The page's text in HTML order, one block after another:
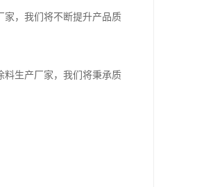
家，我们将不断提升产品质
料生产厂家，我们将秉承质